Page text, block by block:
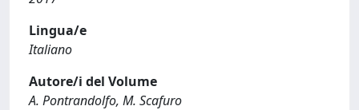
Lingua/e
Italiano
Autore/i del Volume
A. Pontrandolfo, M. Scafuro